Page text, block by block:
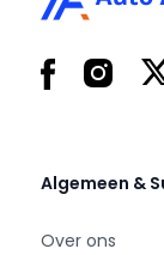
Facebook X
Algemeen &
Over ons